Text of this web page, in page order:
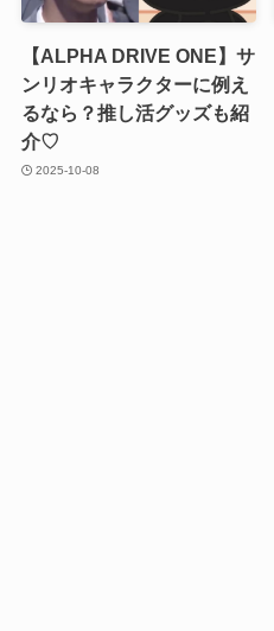
【ALPHA DRIVE ONE】サ
ンリオキャラクターに例え
るなら？推し活グッズも紹
介♡
2025-10-08